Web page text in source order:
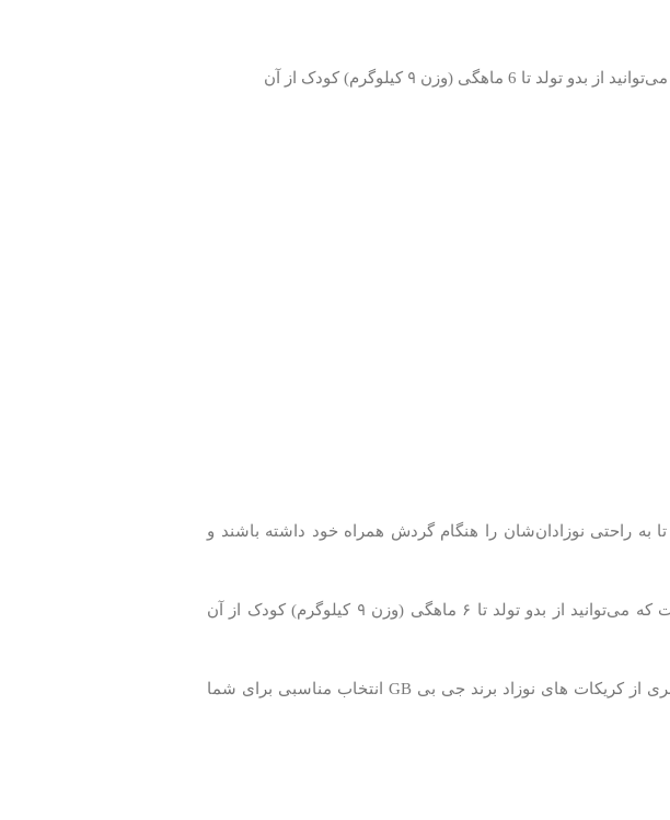
9 کیلوگرم) کودک از آن
تا به راحتی نوزادان‌شان را هنگام گردش همراه خود داشته باشند و
۹ کیلوگرم) کودک از آن
مد روز و در عین حال مقاوم نیاز دارید، این سری از کریکات ‌های نوزاد برند جی بی GB انتخاب مناسبی برای شما